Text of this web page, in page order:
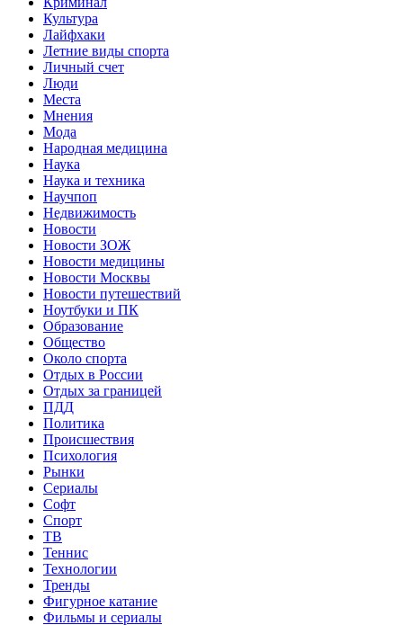
Культура
Лайфхаки
Летние виды спорта
Личный счет
Люди
Места
Мнения
Мода
Народная медицина
Наука
Наука и техника
Научпоп
Недвижимость
Новости
Новости ЗОЖ
Новости медицины
Новости Москвы
Новости путешествий
Ноутбуки и ПК
Образование
Общество
Около спорта
Отдых в России
Отдых за границей
ПДД
Политика
Происшествия
Психология
Рынки
Сериалы
Софт
Спорт
ТВ
Теннис
Технологии
Тренды
Фигурное катание
Фильмы и сериалы